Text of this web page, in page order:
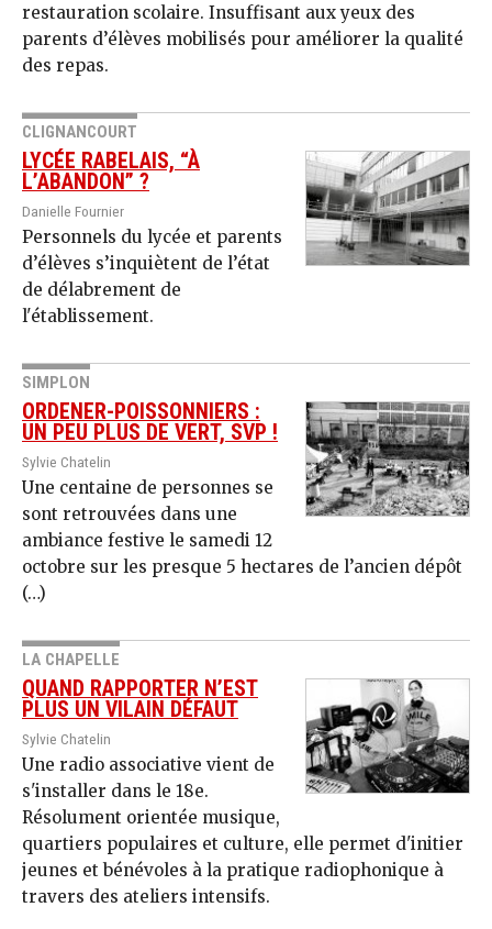
restauration scolaire. Insuffisant aux yeux des
parents d’élèves mobilisés pour améliorer la qualité
des repas.
CLIGNANCOURT
LYCÉE RABELAIS, “À
L’ABANDON” ?
Danielle Fournier
Personnels du lycée et parents
d’élèves s’inquiètent de l’état
de délabrement de
l'établissement.
SIMPLON
ORDENER-POISSONNIERS :
UN PEU PLUS DE VERT, SVP !
Sylvie Chatelin
Une centaine de personnes se
sont retrouvées dans une
ambiance festive le samedi 12
octobre sur les presque 5 hectares de l’ancien dépôt
(…)
LA CHAPELLE
QUAND RAPPORTER N’EST
PLUS UN VILAIN DÉFAUT
Sylvie Chatelin
Une radio associative vient de
s'installer dans le 18e.
Résolument orientée musique,
quartiers populaires et culture, elle permet d'initier
jeunes et bénévoles à la pratique radiophonique à
travers des ateliers intensifs.